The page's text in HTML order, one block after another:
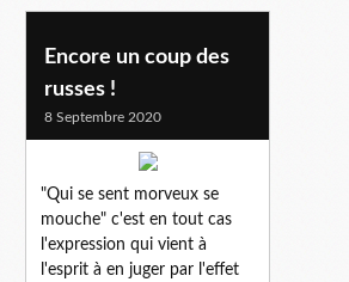
reseaux sociaux
Encore un coup des
russes !
8 Septembre 2020
"Qui se sent morveux se
mouche" c'est en tout cas
l'expression qui vient à
l'esprit à en juger par l'effet